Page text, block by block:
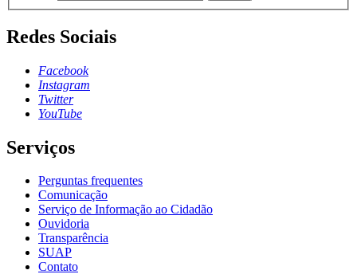
Redes Sociais
Facebook
Instagram
Twitter
YouTube
Serviços
Perguntas frequentes
Comunicação
Serviço de Informação ao Cidadão
Ouvidoria
Transparência
SUAP
Contato